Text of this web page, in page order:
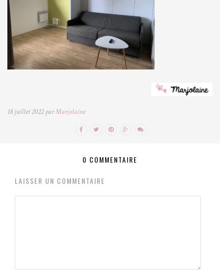
18 juillet 2022 parMarjolaine
0 COMMENTAIRE
LAISSER UN COMMENTAIRE